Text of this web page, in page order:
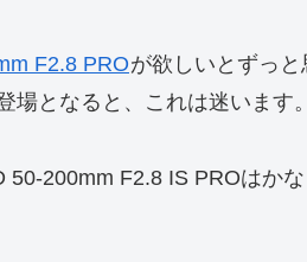
F2.8 PROが欲しいとずっ
場となると、これは迷います。
50-200mm F2.8 IS PROはか